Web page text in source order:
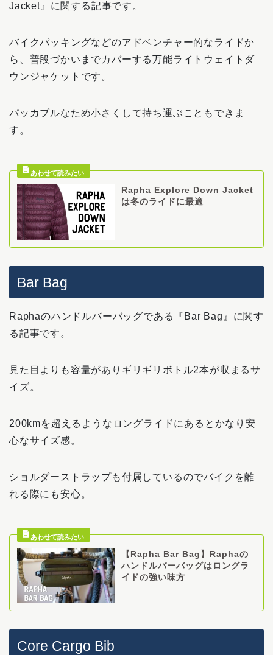
Jacket』に関する記事です。
バイクパッキングなどのアドベンチャー的なライドか
ら、普段づかいまでカバーする万能ライトウェイトダ
ウンジャケットです。
パッカブルなため小さくして持ち運ぶこともできま
す。
Rapha Explore Down Jacket
は冬のライドに最適
Bar Bag
Raphaのハンドルバーバッグである『Bar Bag』に関す
る記事です。
見た目よりも容量がありギリギリボトル2本が収まるサ
イズ。
200kmを超えるようなロングライドにあるとかなり安
心なサイズ感。
ショルダーストラップも付属しているのでバイクを離
れる際にも安心。
【Rapha Bar Bag】Raphaの
ハンドルバーバッグはロングラ
イドの強い味方
Core Cargo Bib